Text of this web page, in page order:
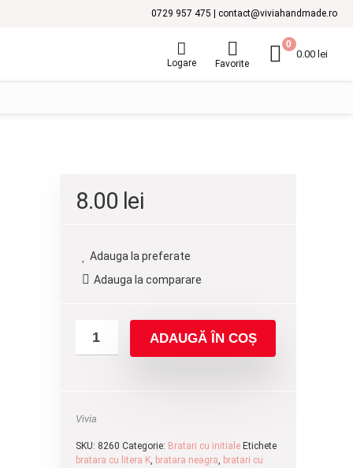
0729 957 475 | contact@viviahandmade.ro
Logare Favorite
0
0.00 lei
8.00 lei
Adauga la preferate
Adauga la comparare
ADAUGĂ ÎN COȘ
Vivia
SKU: 8260 Categorie: Bratari cu initiale Etichete
bratara cu litera K, bratara neagra, bratari cu